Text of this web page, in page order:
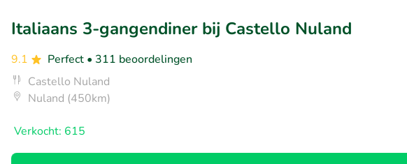
Italiaans 3-gangendiner bij Castello Nuland
9.1 Perfect • 311 beoordelingen
Castello Nuland
Nuland (450km)
Verkocht: 615